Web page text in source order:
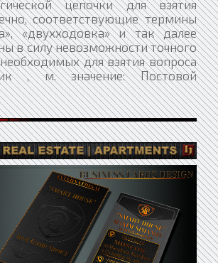
цепочки для взятия
соответствующие термины
«двухходовка» и так далее
в силу невозможности точного
для взятия вопроса
, м. значение: Постовой